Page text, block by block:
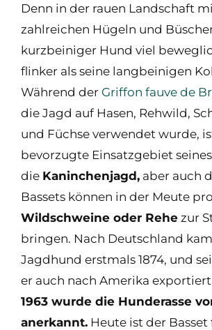
Denn in der rauen Landschaft
zahlreichen Hügeln und
kurzbeiniger Hund viel
flinker als seine langbeinigen
Während der Griffon fauve de
die Jagd auf Hasen, Rehwild,
und Füchse verwendet wurde,
bevorzugte Einsatzgebiet
die Kaninchenjagd, aber auch
Bassets können in der Meute
Wildschweine oder Rehe zur
bringen. Nach Deutschland
Jagdhund erstmals 1874, und
er auch nach Amerika
1963 wurde die Hunderasse
anerkannt. Heute ist der Basset